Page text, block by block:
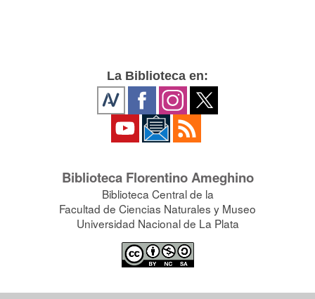
La Biblioteca en:
Biblioteca Florentino Ameghino
Biblioteca Central de la
Facultad de Ciencias Naturales y Museo
Universidad Nacional de La Plata